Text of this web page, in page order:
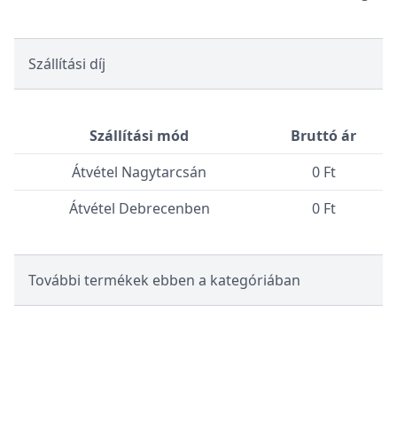
Szállítási díj
Szállítási mód
Bruttó ár
Átvétel Nagytarcsán
0 Ft
Átvétel Debrecenben
0 Ft
További termékek ebben a kategóriában